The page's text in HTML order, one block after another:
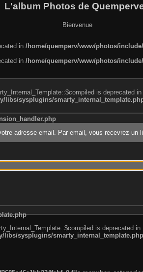
L'album Photos de
Bienvenue
in /home/quemperv/www/photos/
in /home/quemperv/www/photos/
is deprecated in
libs/sysplugins/
adresse email. Par email, vous recevrez un
is deprecated in
libs/sysplugins/smarty_internal_template.php